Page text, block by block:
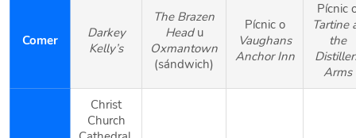
Comer
Darkey
Kelly’s
The Brazen
Headu
Oxmantown
(sándwich)
Pícnic o
Vaughans
Anchor Inn
Pícnic
Tartine
the
Arms
Christ
Church